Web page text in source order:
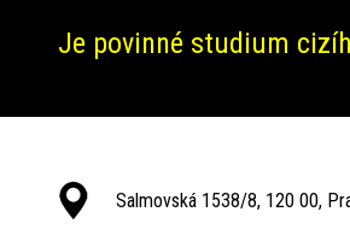
Je povinné studium
Salmovská 1538/8, 120 00,